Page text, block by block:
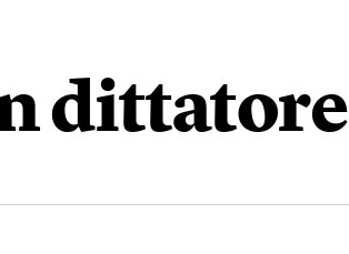
dittatore